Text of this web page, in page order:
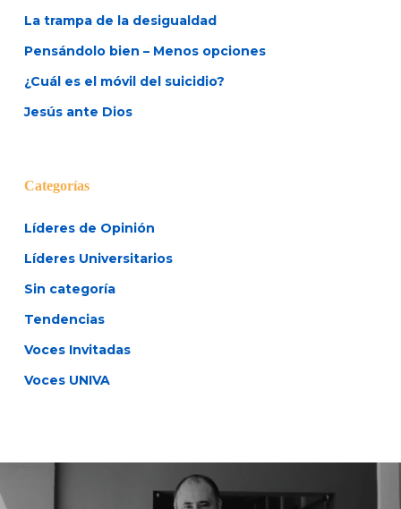
La trampa de la desigualdad
Pensándolo bien – Menos opciones
¿Cuál es el móvil del suicidio?
Jesús ante Dios
Categorías
Líderes de Opinión
Líderes Universitarios
Sin categoría
Tendencias
Voces Invitadas
Voces UNIVA